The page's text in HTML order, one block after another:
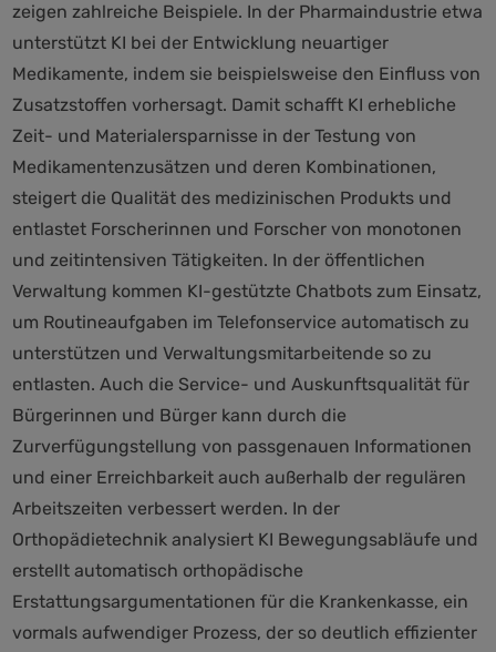
zeigen zahlreiche Beispiele. In der Pharmaindustrie etwa
unterstützt KI bei der Entwicklung neuartiger
Medikamente, indem sie beispielsweise den Einfluss von
Zusatzstoffen vorhersagt. Damit schafft KI erhebliche
Zeit- und Materialersparnisse in der Testung von
Medikamentenzusätzen und deren Kombinationen,
steigert die Qualität des medizinischen Produkts und
entlastet Forscherinnen und Forscher von monotonen
und zeitintensiven Tätigkeiten. In der öffentlichen
Verwaltung kommen KI-gestützte Chatbots zum Einsatz,
um Routineaufgaben im Telefonservice automatisch zu
unterstützen und Verwaltungsmitarbeitende so zu
entlasten. Auch die Service- und Auskunftsqualität für
Bürgerinnen und Bürger kann durch die
Zurverfügungstellung von passgenauen Informationen
und einer Erreichbarkeit auch außerhalb der regulären
Arbeitszeiten verbessert werden. In der
Orthopädietechnik analysiert KI Bewegungsabläufe und
erstellt automatisch orthopädische
Erstattungsargumentationen für die Krankenkasse, ein
vormals aufwendiger Prozess, der so deutlich effizienter